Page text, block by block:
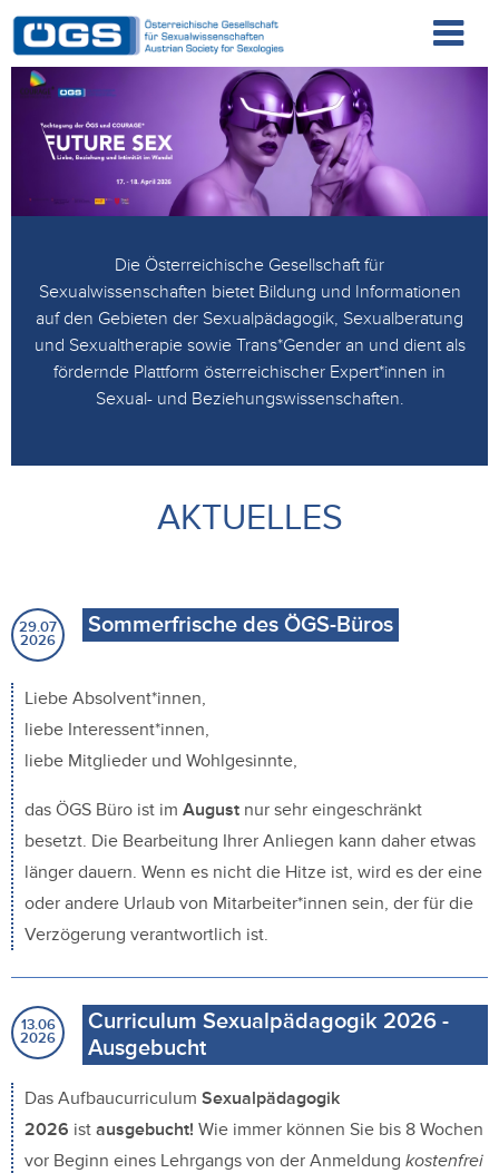
Die Österreichische Gesellschaft für
Sexualwissenschaften bietet Bildung und Informationen
auf den Gebieten der Sexualpädagogik, Sexualberatung
und Sexualtherapie sowie Trans*Gender an und dient als
fördernde Plattform österreichischer Expert*innen in
Sexual- und Beziehungswissenschaften.
AKTUELLES
29.07
2026
Sommerfrische des ÖGS-Büros
Liebe Absolvent*innen,
liebe Interessent*innen,
liebe Mitglieder und Wohlgesinnte,
das ÖGS Büro ist im August nur sehr eingeschränkt
besetzt. Die Bearbeitung Ihrer Anliegen kann daher etwas
länger dauern. Wenn es nicht die Hitze ist, wird es der eine
oder andere Urlaub von Mitarbeiter*innen sein, der für die
Verzögerung verantwortlich ist.
13.06
2026
Curriculum Sexualpädagogik 2026 -
Ausgebucht
Das Aufbaucurriculum Sexualpädagogik
2026 ist ausgebucht! Wie immer können Sie bis 8 Wochen
vor Beginn eines Lehrgangs von der Anmeldung kostenfrei